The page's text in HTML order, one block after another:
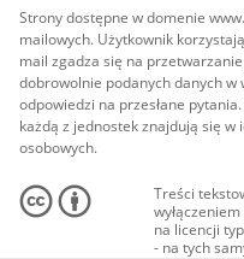
Strony dostępne w domenie
mailowych. Użytkownik
mail zgadza się na
dobrowolnie podanych danych w
odpowiedzi na przesłane
każdą z jednostek znajdują się
osobowych.
Treści
na licencji
- na tych